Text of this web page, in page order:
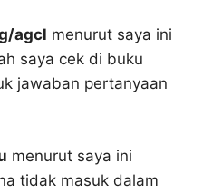
agcl menurut saya ini
saya cek di buku
jawaban pertanyaan
menurut saya ini
tidak masuk dalam